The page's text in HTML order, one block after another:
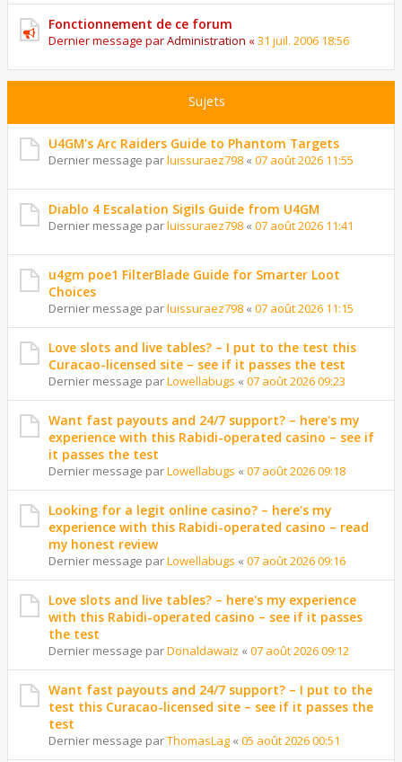
Fonctionnement de ce forum
Dernier message parAdministration «31 juil. 2006 18:56
Sujets
U4GM's Arc Raiders Guide to Phantom Targets
Dernier message parluissuraez798 « 07 août 2026 11:55
Diablo 4 Escalation Sigils Guide from U4GM
Dernier message parluissuraez798 « 07 août 2026 11:41
u4gm poe1 FilterBlade Guide for Smarter Loot
Choices
Dernier message parluissuraez798 « 07 août 2026 11:15
Love slots and live tables? – I put to the test this
Curacao-licensed site – see if it passes the test
Dernier message parLowellabugs « 07 août 2026 09:23
Want fast payouts and 24/7 support? – here's my
experience with this Rabidi-operated casino – see if
it passes the test
Dernier message parLowellabugs « 07 août 2026 09:18
Looking for a legit online casino? – here's my
experience with this Rabidi-operated casino – read
my honest review
Dernier message parLowellabugs « 07 août 2026 09:16
Love slots and live tables? – here's my experience
with this Rabidi-operated casino – see if it passes
the test
Dernier message parDonaldawaiz « 07 août 2026 09:12
Want fast payouts and 24/7 support? – I put to the
test this Curacao-licensed site – see if it passes the
test
Dernier message parThomasLag « 05 août 2026 00:51